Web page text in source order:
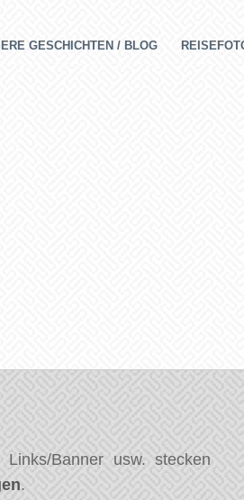
GESCHICHTEN / BLOG
Links/Banner usw. stecken
.